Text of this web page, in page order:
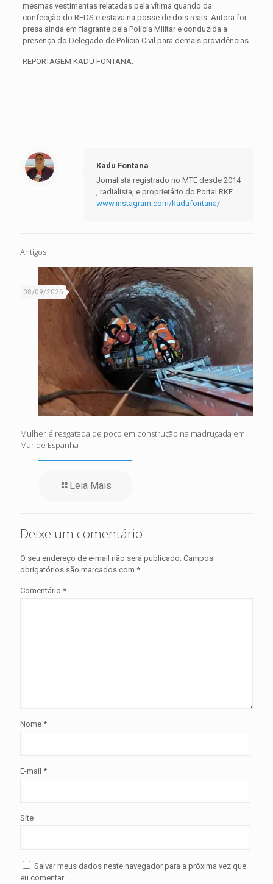
mesmas vestimentas relatadas pela vítima quando da
confecção do REDS e estava na posse de dois reais. Autora foi
presa ainda em flagrante pela Polícia Militar e conduzida a
presença do Delegado de Polícia Civil para demais providências.
REPORTAGEM KADU FONTANA.
Kadu Fontana
Jornalista registrado no MTE desde 2014
, radialista, e proprietário do Portal RKF.
www.instagram.com/kadufontana/
Antigos
08/09/2026
Mulher é resgatada de poço em construção na madrugada em
Mar de Espanha
Leia Mais
Deixe um comentário
O seu endereço de e-mail não será publicado. Campos
obrigatórios são marcados com *
Comentário *
Nome *
E-mail *
Site
Salvar meus dados neste navegador para a próxima vez que
eu comentar.